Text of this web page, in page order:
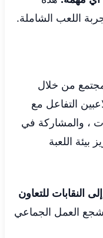
اللعب الشاملة.
من خلال
التفاعل مع
، والمشاركة في
بيئة اللعبة
النقابات للتعاون
العمل الجماعي